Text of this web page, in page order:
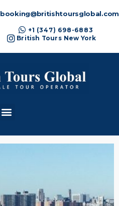
booking@britishtoursglobal.com
+1 (347) 698-6883
British Tours New York